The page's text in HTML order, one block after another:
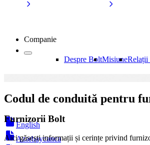
Companie
Despre BoltMisiuneRelații
Furnizorii Bolt
Aici găsești informații și cerințe privind
Codul de conduită pentru
English
Azərbaycanca